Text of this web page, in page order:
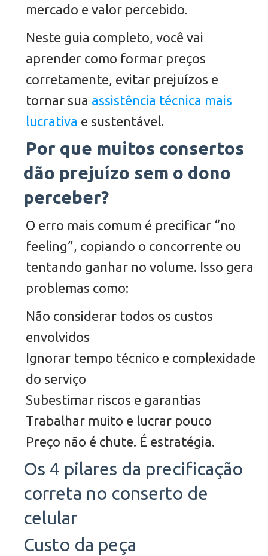
mercado e valor percebido.
Neste guia completo, você vai
aprender como formar preços
corretamente, evitar prejuízos e
tornar sua assistência técnica mais
lucrativa e sustentável.
Por que muitos consertos
dão prejuízo sem o dono
perceber?
O erro mais comum é precificar “no
feeling”, copiando o concorrente ou
tentando ganhar no volume. Isso gera
problemas como:
Não considerar todos os custos
envolvidos
Ignorar tempo técnico e complexidade
do serviço
Subestimar riscos e garantias
Trabalhar muito e lucrar pouco
Preço não é chute. É estratégia.
Os 4 pilares da precificação
correta no conserto de
celular
Custo da peça